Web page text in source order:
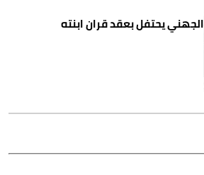
الجهني يحتفل بعقد قران ابنته